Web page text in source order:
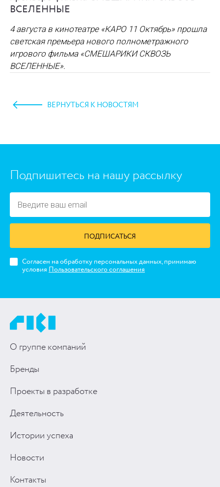
ВСЕЛЕННЫЕ
4 августа в кинотеатре «КАРО 11 Октябрь» прошла
светская премьера нового полнометражного
игрового фильма «СМЕШАРИКИ СКВОЗЬ
ВСЕЛЕННЫЕ».
https://www.high-endrolex.com/45
ВЕРНУТЬСЯ К НОВОСТЯМ
Подпишитесь на нашу рассылку
ПОДПИСАТЬСЯ
Согласен на обработку персональных данных, принимаю
условия Пользовательского соглашения
О группе компаний
Бренды
Проекты в разработке
Деятельность
Истории успеха
Новости
Контакты